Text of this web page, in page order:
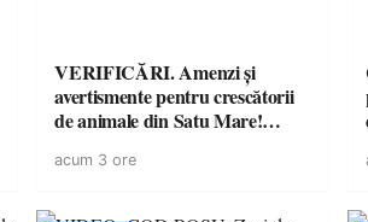
VERIFICĂRI. Amenzi și
avertismente pentru crescătorii
de animale din Satu Mare!
toate gospodăriile și face apel la
acum 3 ore